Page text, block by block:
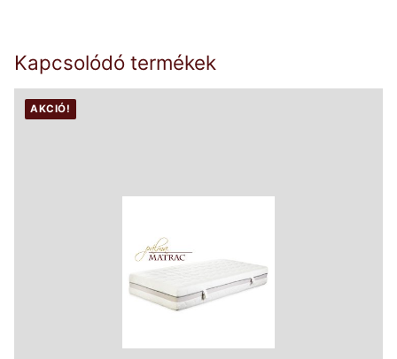
Kapcsolódó termékek
AKCIÓ!